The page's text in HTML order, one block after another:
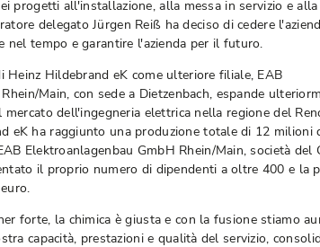
progetti all'installazione, alla messa in servizio e alla
delegato Jürgen Reiß ha deciso di cedere
nel tempo e garantire l'azienda per il futuro.
Heinz Hildebrand eK come ulteriore filiale, EAB
Main, con sede a Dietzenbach, espande
mercato dell'ingegneria elettrica nella regione del
eK ha raggiunto una produzione totale di 12 milioni
Elektroanlagenbau GmbH Rhein/Main, società del
il proprio numero di dipendenti a oltre 400 e la
forte, la chimica è giusta e con la fusione stiamo
capacità, prestazioni e qualità del servizio,